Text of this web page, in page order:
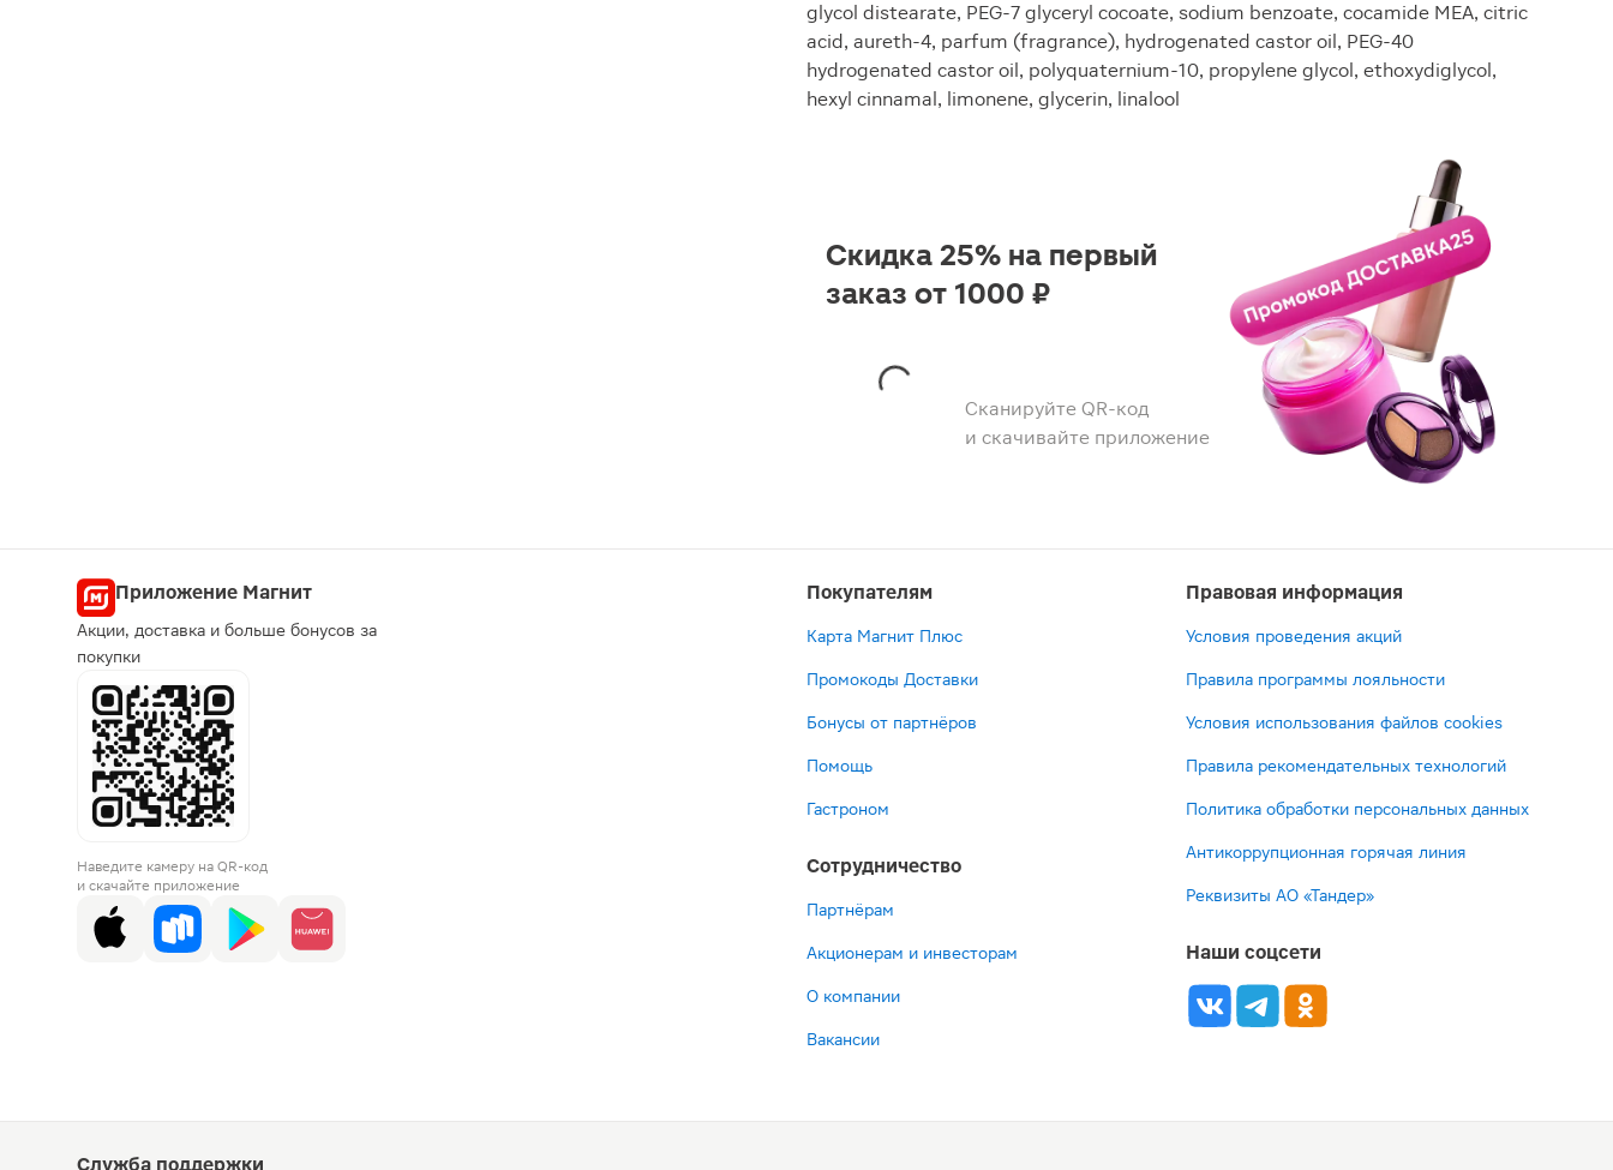
glycol distearate, PEG-7 glyceryl cocoate, sodium benzoate, cocamide MEA, citric
acid, aureth-4, parfum (fragrance), hydrogenated castor oil, PEG-40
hydrogenated castor oil, polyquaternium-10, propylene glycol, ethoxydiglycol,
hexyl cinnamal, limonene, glycerin, linalool
Сканируйте QR-код
и скачивайте приложение
Скидка 25% на первый
заказ от 1000 ₽
Приложение Магнит
Акции, доставка и больше бонусов за
покупки
Наведите камеру на QR-код
и скачайте приложение
Покупателям
Карта Магнит Плюс
Промокоды Доставки
Бонусы от партнёров
Помощь
Гастроном
Сотрудничество
Партнёрам
Акционерам и инвесторам
О компании
Вакансии
Правовая информация
Условия проведения акций
Правила программы лояльности
Условия использования файлов cookies
Правила рекомендательных технологий
Политика обработки персональных данных
Антикоррупционная горячая линия
Реквизиты АО «Тандер»
Наши соцсети
Служба поддержки